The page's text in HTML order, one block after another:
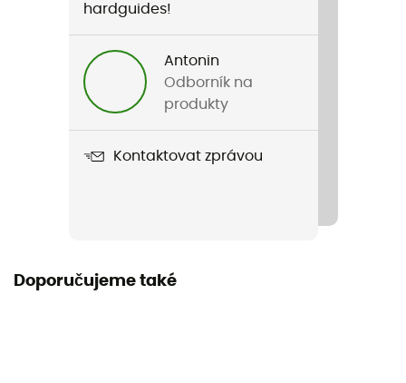
Název produktu
Tube brush Kit
Stainless steel
hardguides!
Antonin
Odborník na
produkty
Kontaktovat zprávou
Doporučujeme také